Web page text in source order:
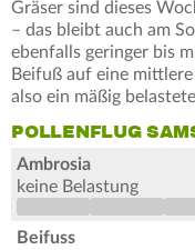
Gräser sind dieses
– das bleibt auch am
ebenfalls geringer bis
Beifuß auf eine
also ein mäßig
POLLENFLUG
Ambrosia
keine Belastung
Beifuss